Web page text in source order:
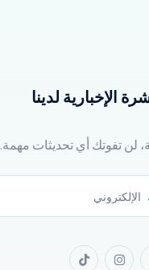
الإخبارية لدينا
لن تفوتك أي تحديثات مهمة.